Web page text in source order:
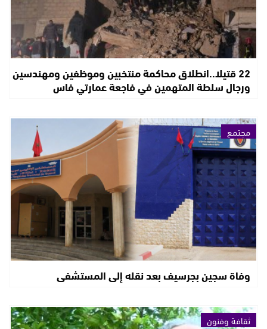
22 قتيلا..انطلاق محاكمة منتخبين وموظفين ومهندسين
ورجال سلطة المتهمين في فاجعة عمارتي فاس
مجتمع
وفاة سجين بجرسيف بعد نقله إلى المستشفى
ثقافة وفنون